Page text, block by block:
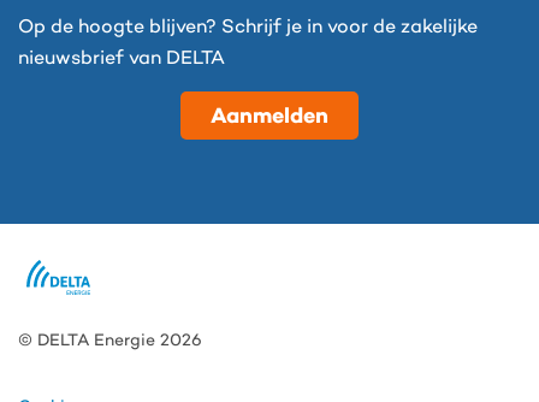
Op de hoogte blijven? Schrijf je in voor de zakelijke
nieuwsbrief van DELTA
Aanmelden
© DELTA Energie 2026